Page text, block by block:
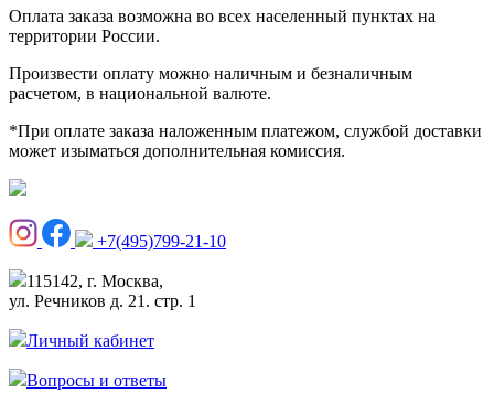
Оплата заказа возможна во всех населенный пунктах на
территории России.
Произвести оплату можно наличным и безналичным
расчетом, в национальной валюте.
*При оплате заказа наложенным платежом, службой доставки
может изыматься дополнительная комиссия.
+7(495)799-21-10
115142, г. Москва,
ул. Речников д. 21. стр. 1
Личный кабинет
Вопросы и ответы